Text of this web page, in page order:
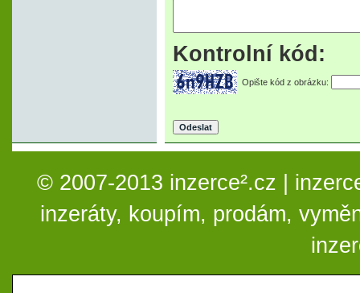
Kontrolní kód:
Opište kód z obrázku:
© 2007-2013 inzerce².cz |
inzeráty, koupím, prodám,